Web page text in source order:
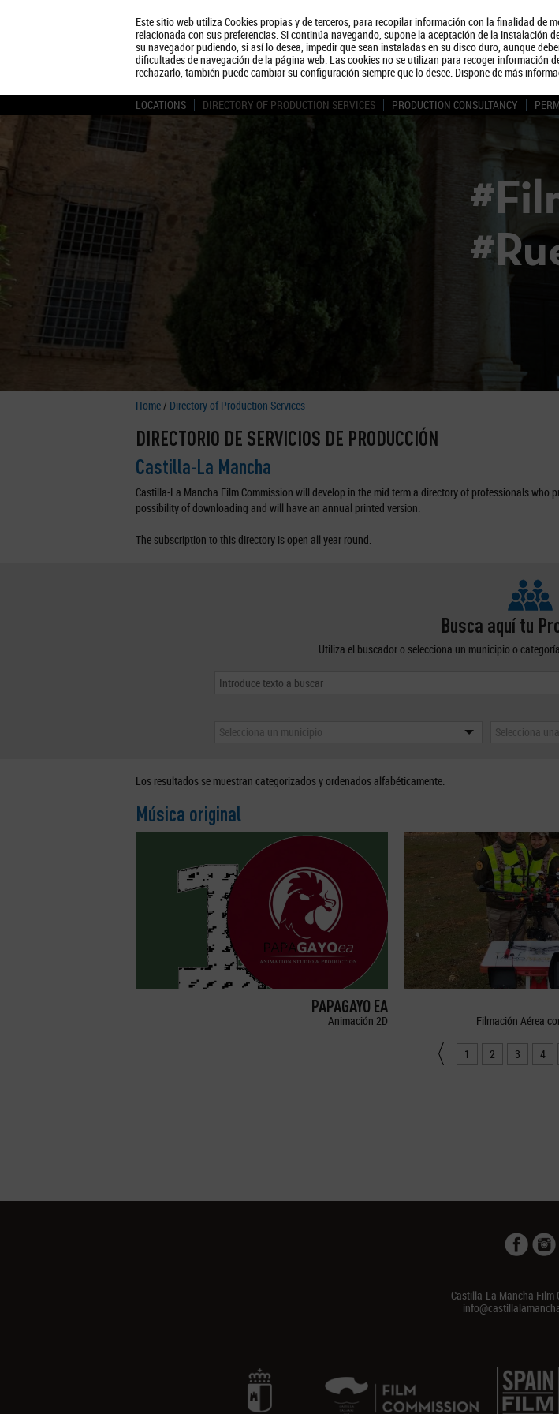
Este sitio web utiliza Cookies propias y de terceros, para recopilar información con la finalidad de
relacionada con sus preferencias. Si continúa navegando, supone la aceptación de la instalación
su navegador pudiendo, si así lo desea, impedir que sean instaladas en su disco duro, aunque
dificultades de navegación de la página web. Las cookies no se utilizan para recoger información
rechazarlo, también puede cambiar su configuración siempre que lo desee. Dispone de más
LOCATIONS DIRECTORY OF PRODUCTION SERVICES PRODUCTION CONSULTANCY
Home/ Directory of Production Services
DIRECTORIO DE SERVICIOS DE PRODUCCIÓN
Castilla-La Mancha
Castilla-La Mancha Film Commission will develop in the mid term a directory of professionals
possibility of downloading and will have an annual printed version.
The subscription to this directory is open all year round.
Busca aquí tu
Utiliza el buscador o selecciona un municipio o
Selecciona un municipio
Selecciona
Los resultados se muestran categorizados y ordenados alfabéticamente.
Música original
PAPAGAYO EA
Animación 2D Filmación Aérea
1 2 3 4
Castilla-La Mancha Film